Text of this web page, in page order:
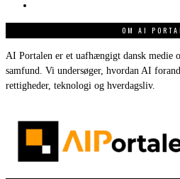
OM AI
AI Portalen er et uafhængigt dansk medie
samfund. Vi undersøger, hvordan AI
rettigheder, teknologi og hverdagsliv.